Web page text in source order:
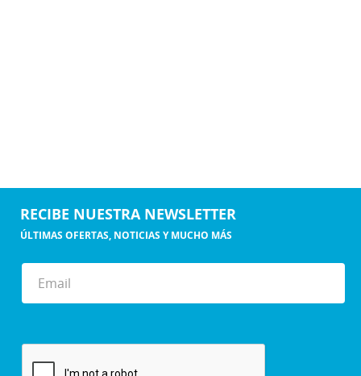
RECIBE NUESTRA NEWSLETTER
ÚLTIMAS OFERTAS, NOTICIAS Y MUCHO MÁS